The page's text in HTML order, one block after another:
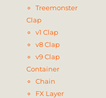
Treemonster
Clap
v1 Clap
v8 Clap
v9 Clap
Container
Chain
FX Layer